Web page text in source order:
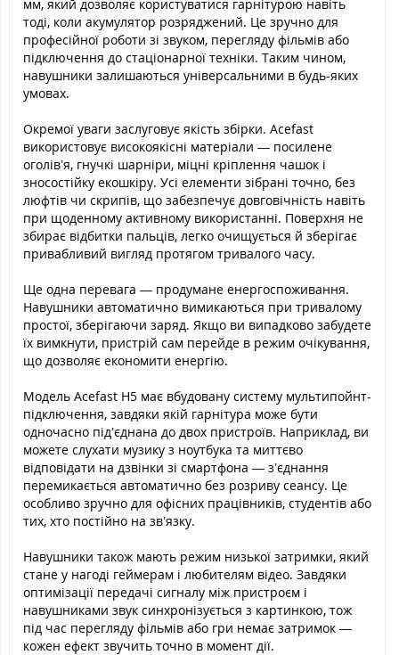
мм, який дозволяє користуватися гарнітурою навіть
тоді, коли акумулятор розряджений. Це зручно для
професійної роботи зі звуком, перегляду фільмів або
підключення до стаціонарної техніки. Таким чином,
навушники залишаються універсальними в будь-яких
умовах.
Окремої уваги заслуговує якість збірки. Acefast
використовує високоякісні матеріали — посилене
оголів’я, гнучкі шарніри, міцні кріплення чашок і
зносостійку екошкіру. Усі елементи зібрані точно, без
люфтів чи скрипів, що забезпечує довговічність навіть
при щоденному активному використанні. Поверхня не
збирає відбитки пальців, легко очищується й зберігає
привабливий вигляд протягом тривалого часу.
Ще одна перевага — продумане енергоспоживання.
Навушники автоматично вимикаються при тривалому
простої, зберігаючи заряд. Якщо ви випадково забудете
їх вимкнути, пристрій сам перейде в режим очікування,
що дозволяє економити енергію.
Модель Acefast H5 має вбудовану систему мультипойнт-
підключення, завдяки якій гарнітура може бути
одночасно під’єднана до двох пристроїв. Наприклад, ви
можете слухати музику з ноутбука та миттєво
відповідати на дзвінки зі смартфона — з’єднання
перемикається автоматично без розриву сеансу. Це
особливо зручно для офісних працівників, студентів або
тих, хто постійно на зв’язку.
Навушники також мають режим низької затримки, який
стане у нагоді геймерам і любителям відео. Завдяки
оптимізації передачі сигналу між пристроєм і
навушниками звук синхронізується з картинкою, тож
під час перегляду фільмів або гри немає затримок —
кожен ефект звучить точно в момент дії.